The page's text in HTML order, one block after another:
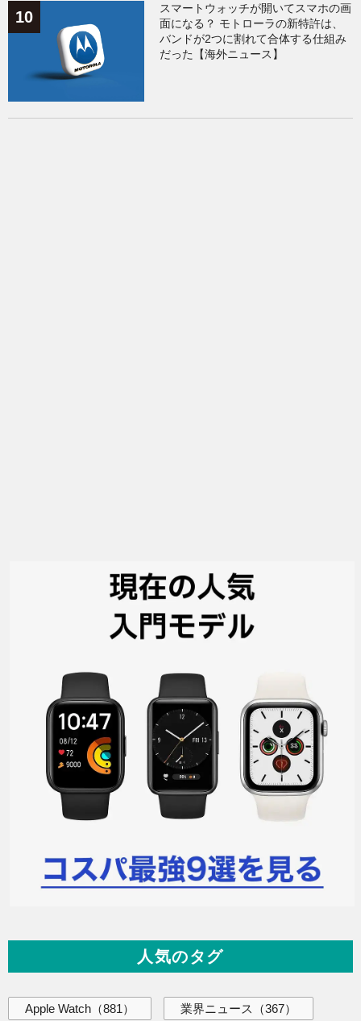
スマートウォッチが開いてスマホの画
面になる？ モトローラの新特許は、
バンドが2つに割れて合体する仕組み
だった【海外ニュース】
人気のタグ
Apple Watch （881） 業界ニュース （367）